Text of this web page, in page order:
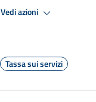
Vedi azioni
Tassa sui servizi